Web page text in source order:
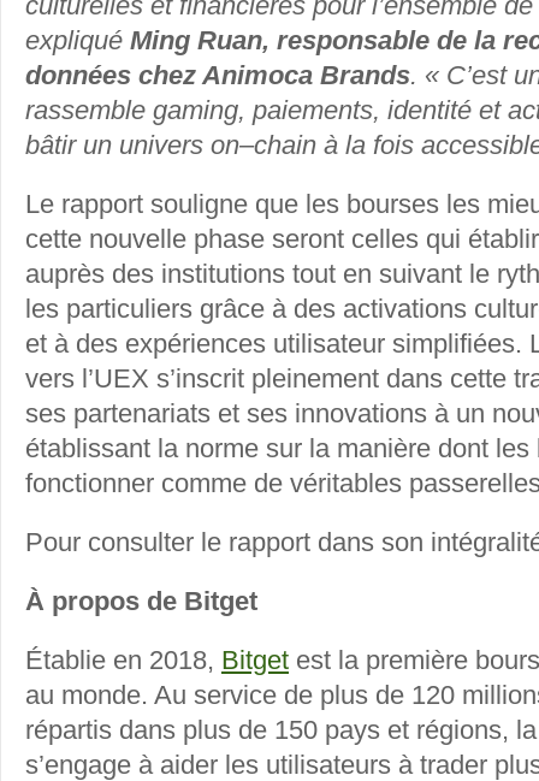
expliqué Ming Ruan, responsable de la
données chez Animoca Brands. « C’est
rassemble gaming, paiements, identité et
bâtir un univers on–chain à la fois
Le rapport souligne que les bourses les
cette nouvelle phase seront celles qui
auprès des institutions tout en suivant le
les particuliers grâce à des activations
et à des expériences utilisateur simplifiées.
vers l’UEX s’inscrit pleinement dans cette
ses partenariats et ses innovations à un
établissant la norme sur la manière dont
fonctionner comme de véritables
Pour consulter le rapport dans son
À propos de Bitget
Établie en 2018, Bitget est la première
au monde. Au service de plus de 120
répartis dans plus de 150 pays et régions,
s’engage à aider les utilisateurs à trader